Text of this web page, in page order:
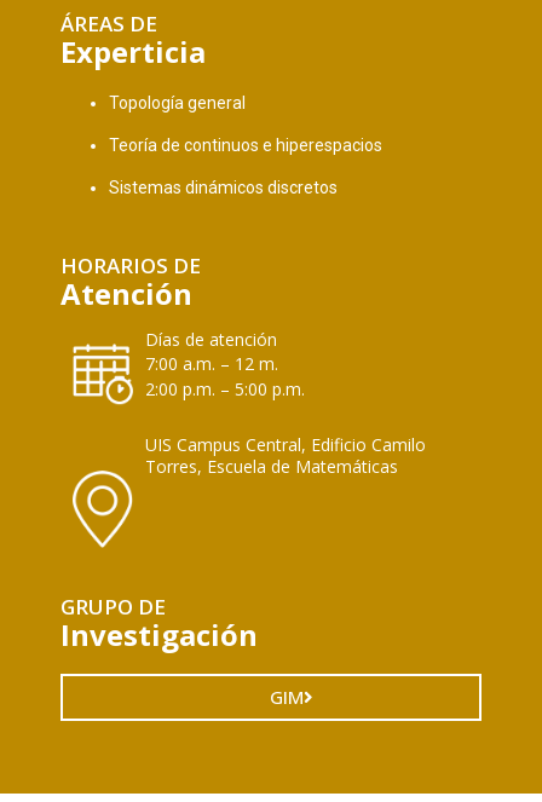
ÁREAS DE
Experticia
Topología general
Teoría de continuos e hiperespacios
Sistemas dinámicos discretos
HORARIOS DE
Atención
Días de atención
7:00 a.m. – 12 m.
2:00 p.m. – 5:00 p.m.
UIS Campus Central, Edificio Camilo
Torres, Escuela de Matemáticas
GRUPO DE
Investigación
GIM